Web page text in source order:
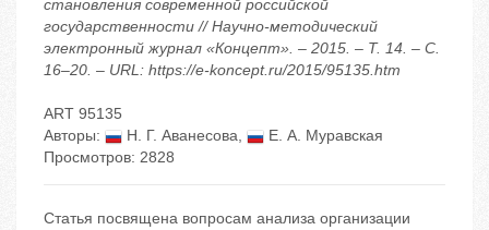
становления современной российской
государственности // Научно-методический
электронный журнал «Концепт». – 2015. – Т. 14. – С.
16–20. – URL: https://e-koncept.ru/2015/95135.htm
ART 95135
Авторы:
Н. Г. Аванесова,
Е. А. Муравская
Просмотров: 2828
Статья посвящена вопросам анализа организации